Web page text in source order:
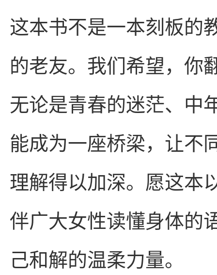
这本书不是一本刻板的
的老友。我们希望，你
无论是青春的迷茫、中
能成为一座桥梁，让不
理解得以加深。愿这本
伴广大女性读懂身体的
己和解的温柔力量。